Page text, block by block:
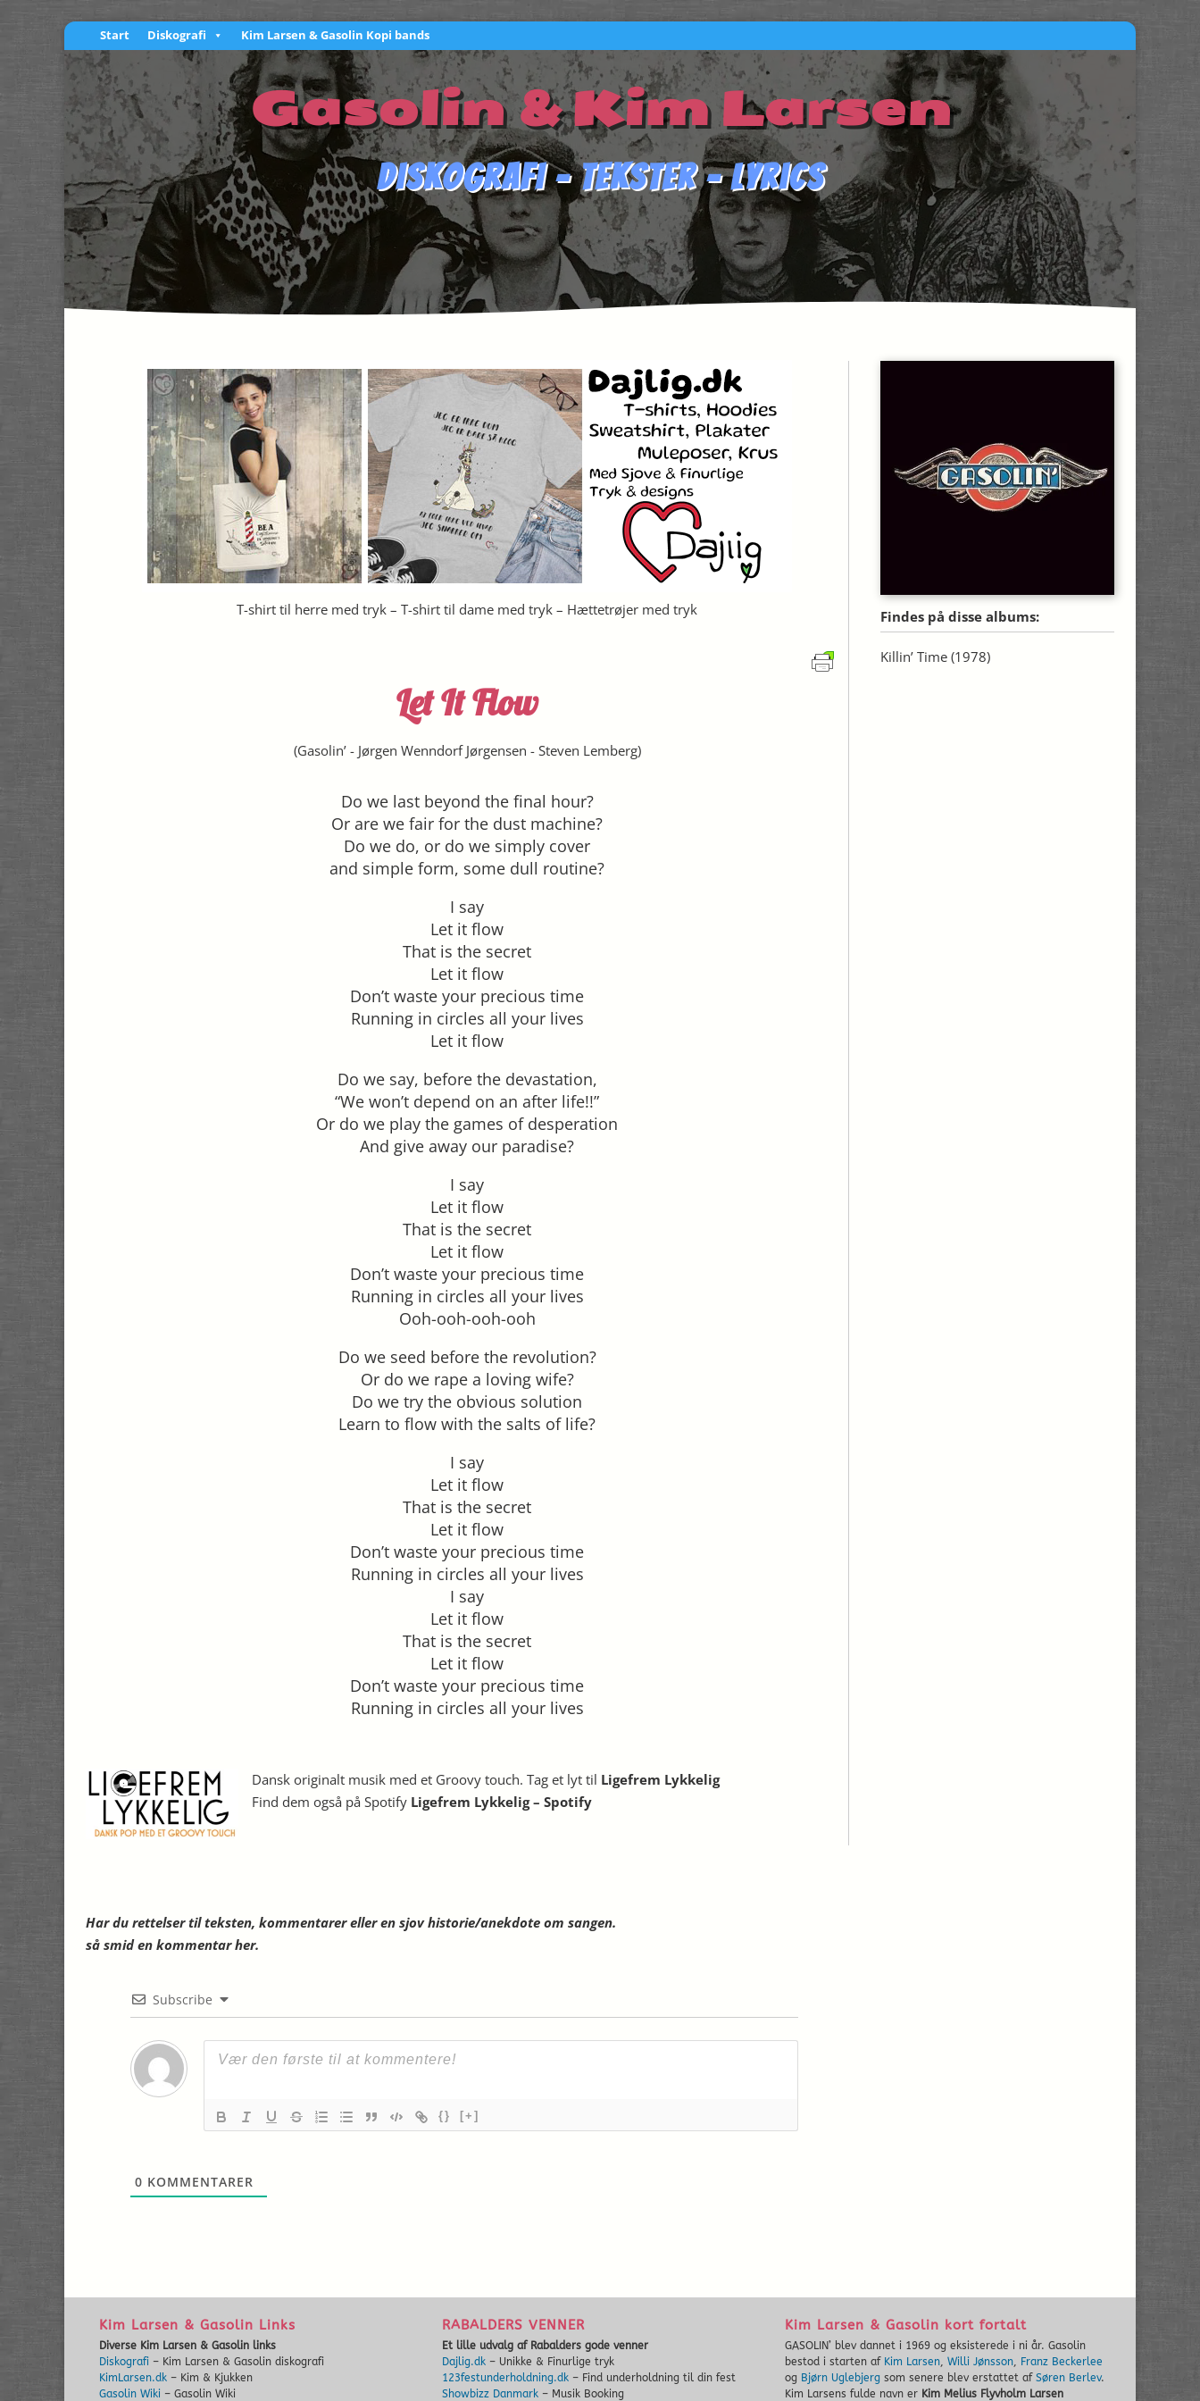
Start Diskografi Kim Larsen & Gasolin Kopi bands
Gasolin & Kim Larsen
Diskografi – Tekster – Lyrics
T-shirt til herre med tryk – T-shirt til dame med tryk – Hættetrøjer med tryk
Let It Flow
(Gasolin’- Jørgen Wenndorf Jørgensen - Steven Lemberg)
Do we last beyond the final hour?
Or are we fair for the dust machine?
Do we do, or do we simply cover
and simple form, some dull routine?
I say
Let it flow
That is the secret
Let it flow
Don’t waste your precious time
Running in circles all your lives
Let it flow
Do we say, before the devastation,
“We won’t depend on an after life!!”
Or do we play the games of desperation
And give away our paradise?
I say
Let it flow
That is the secret
Let it flow
Don’t waste your precious time
Running in circles all your lives
Ooh-ooh-ooh-ooh
Do we seed before the revolution?
Or do we rape a loving wife?
Do we try the obvious solution
Learn to flow with the salts of life?
I say
Let it flow
That is the secret
Let it flow
Don’t waste your precious time
Running in circles all your lives
I say
Let it flow
That is the secret
Let it flow
Don’t waste your precious time
Running in circles all your lives
Dansk originalt musik med et Groovy touch. Tag et lyt til Ligefrem Lykkelig
Find dem også på Spotify Ligefrem Lykkelig – Spotify
Findes på disse albums:
Killin’ Time(1978)
Har du rettelser til teksten, kommentarer eller en sjov historie/anekdote om sangen.
så smid en kommentar her.
Subscribe
{} [+]
0 KOMMENTARER
Kim Larsen & Gasolin Links
Diverse Kim Larsen & Gasolin links
Diskografi – Kim Larsen & Gasolin diskografi
KimLarsen.dk – Kim & Kjukken
Gasolin Wiki – Gasolin Wiki
RABALDERS VENNER
Et lille udvalg af Rabalders gode venner
Dajlig.dk – Unikke & Finurlige tryk
123festunderholdning.dk – Find underholdning til din fest
Showbizz Danmark – Musik Booking
Kim Larsen & Gasolin kort fortalt
GASOLIN’ blev dannet i 1969 og eksisterede i ni år. Gasolin
bestod i starten af Kim Larsen,Willi Jønsson, Franz Beckerlee
og Bjørn Uglebjerg som senere blev erstattet afSøren Berlev.
Kim Larsens fulde navn er Kim Melius Flyvholm Larsen